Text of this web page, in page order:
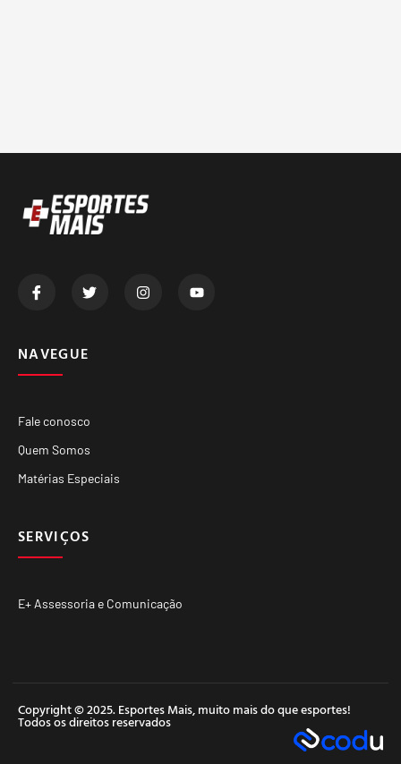
NAVEGUE
Fale conosco
Quem Somos
Matérias Especiais
SERVIÇOS
E+ Assessoria e Comunicação
Copyright © 2025. Esportes Mais, muito mais do que esportes!
Todos os direitos reservados